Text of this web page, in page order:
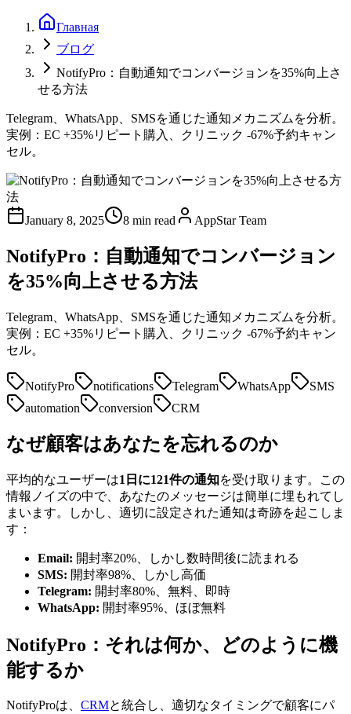
Главная
ブログ
NotifyPro：自動通知でコンバージョンを35%向上さ
せる方法
Telegram、WhatsApp、SMSを通じた通知メカニズムを分析。
実例：EC +35%リピート購入、クリニック -67%予約キャン
セル。
January 8, 2025 8 min read AppStar Team
NotifyPro：自動通知でコンバージョン
を35%向上させる方法
Telegram、WhatsApp、SMSを通じた通知メカニズムを分析。
実例：EC +35%リピート購入、クリニック -67%予約キャン
セル。
NotifyPro notifications Telegram WhatsApp
SMS
automation
conversion CRM
なぜ顧客はあなたを忘れるのか
平均的なユーザーは1日に121件の通知を受け取ります。この
情報ノイズの中で、あなたのメッセージは簡単に埋もれてし
まいます。しかし、適切に設定された通知は奇跡を起こしま
す：
Email: 開封率20%、しかし数時間後に読まれる
SMS: 開封率98%、しかし高価
Telegram: 開封率80%、無料、即時
WhatsApp: 開封率95%、ほぼ無料
NotifyPro：それは何か、どのように機
能するか
NotifyProは、 CRMと統合し、適切なタイミングで顧客にパ